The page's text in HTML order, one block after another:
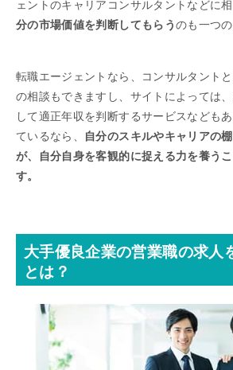
ェントのキャリアコンサルタントなどに
分の市場価値を判断してもらうのも一つの
転職エージェントなら、コンサルタント
の相談もできますし、サイトによっては
して適正年収を判断するサービスなども
ているなら、
自分のスキルやキャリアの
が、自分自身を客観的に捉える力を養う
す。
大手優良企業の営業職の求人
とは？